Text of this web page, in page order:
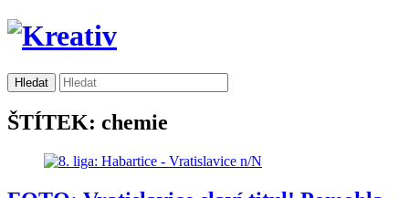
ŠTÍTEK: chemie